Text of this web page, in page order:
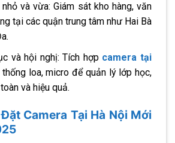
nhỏ và vừa: Giám sát kho hàng, văn
tại các quận trung tâm như Hai Bà
và hội nghị: Tích hợp camera tại
loa, micro để quản lý lớp học,
và hiệu quả.
Camera Tại Hà Nội Mới